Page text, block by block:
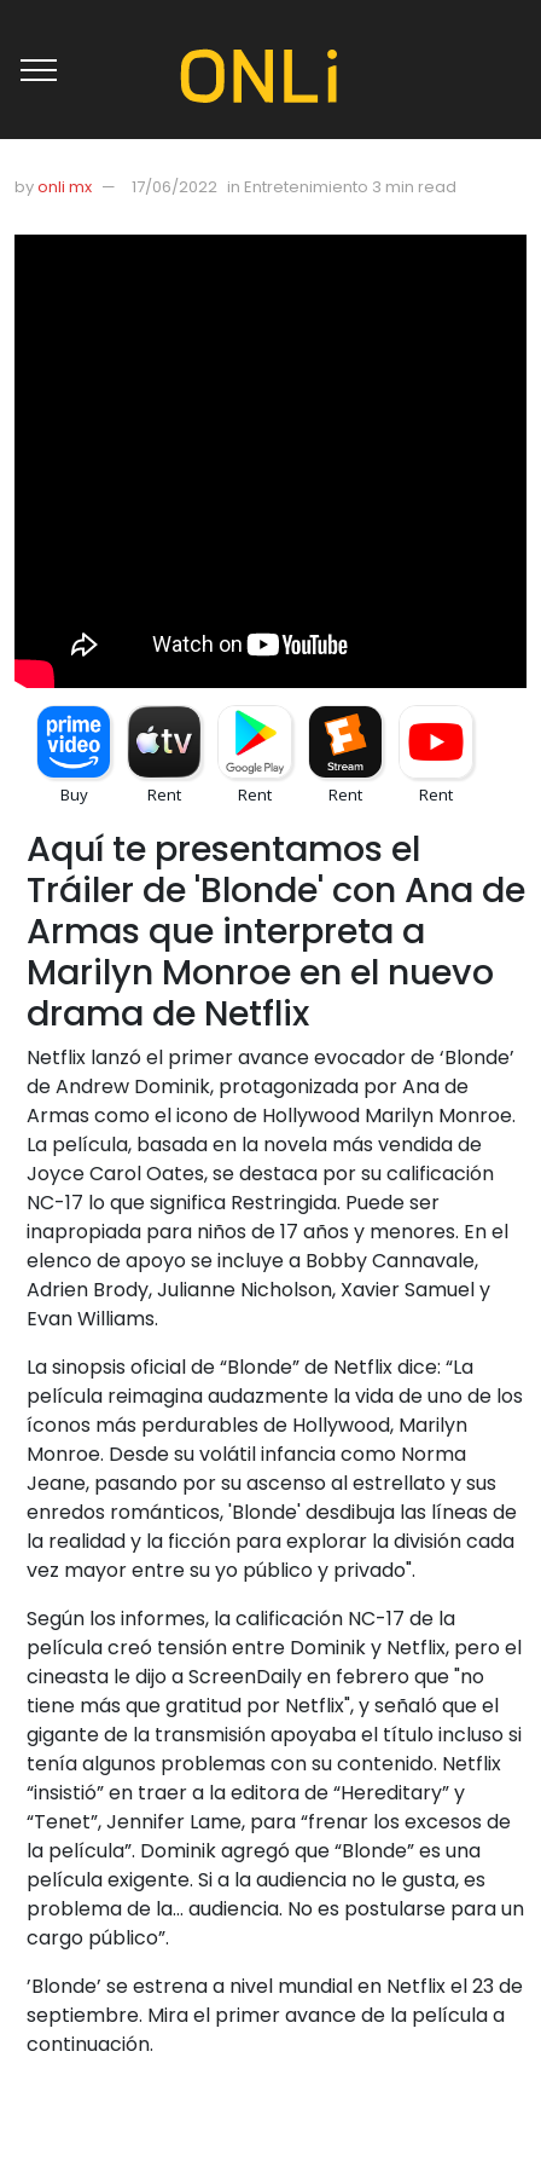
byonli mx 17/06/2022 in Entretenimiento 3 min read
Aquí te presentamos el
Tráiler de 'Blonde' con Ana de
Armas que interpreta a
Marilyn Monroe en el nuevo
drama de Netflix
Netflix lanzó el primer avance evocador de ‘Blonde’
de Andrew Dominik, protagonizada por Ana de
Armas como el icono de Hollywood Marilyn Monroe.
La película, basada en la novela más vendida de
Joyce Carol Oates, se destaca por su calificación
NC-17 lo que significa Restringida. Puede ser
inapropiada para niños de 17 años y menores. En el
elenco de apoyo se incluye a Bobby Cannavale,
Adrien Brody, Julianne Nicholson, Xavier Samuel y
Evan Williams.
La sinopsis oficial de “Blonde” de Netflix dice: “La
película reimagina audazmente la vida de uno de los
íconos más perdurables de Hollywood, Marilyn
Monroe. Desde su volátil infancia como Norma
Jeane, pasando por su ascenso al estrellato y sus
enredos románticos, 'Blonde' desdibuja las líneas de
la realidad y la ficción para explorar la división cada
vez mayor entre su yo público y privado".
Según los informes, la calificación NC-17 de la
película creó tensión entre Dominik y Netflix, pero el
cineasta le dijo a ScreenDaily en febrero que "no
tiene más que gratitud por Netflix", y señaló que el
gigante de la transmisión apoyaba el título incluso si
tenía algunos problemas con su contenido. Netflix
“insistió” en traer a la editora de “Hereditary” y
“Tenet”, Jennifer Lame, para “frenar los excesos de
la película”. Dominik agregó que “Blonde” es una
película exigente. Si a la audiencia no le gusta, es
problema de la… audiencia. No es postularse para un
cargo público”.
’Blonde’ se estrena a nivel mundial en Netflix el 23 de
septiembre. Mira el primer avance de la película a
continuación.